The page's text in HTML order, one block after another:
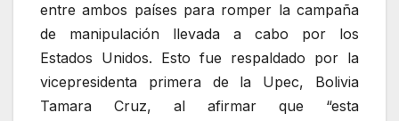
entre ambos países para romper la campaña
de manipulación llevada a cabo por los
Estados Unidos. Esto fue respaldado por la
vicepresidenta primera de la Upec, Bolivia
Tamara Cruz, al afirmar que “esta